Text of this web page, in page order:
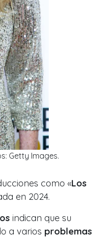
Getty Images.
como «Los
en 2024.
indican que su
a varios problemas